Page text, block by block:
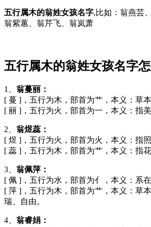
五行属木的翁姓女孩名字,比如：翁燕芸
翁紫蕙、翁芹飞、翁岚萧
五行属木的翁姓女孩名字
1、 翁蔓丽：
[ 蔓 ]，五行为木，部首为艹，本义：草
[ 丽 ]，五行为火，部首为一，本义：指
2、 翁煜蕊：
[ 煜 ]，五行为火，部首为火，本义：指
[ 蕊 ]，五行为木，部首为艹，本义：指
3、 翁佩萍：
[ 佩 ]，五行为水，部首为亻，本义：系
[ 萍 ]，五行为木，部首为艹，本义：草
瑞、自由。
4、 翁睿娟：